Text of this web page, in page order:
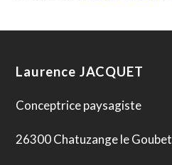
Laurence JACQUET
Conceptrice paysagiste
26300 Chatuzange le Goubet